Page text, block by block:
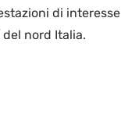
di interesse
nord Italia.